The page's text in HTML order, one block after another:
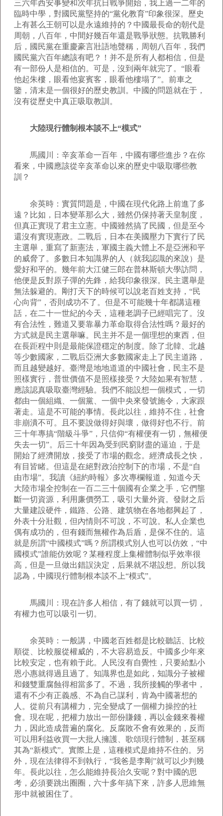
三六年西安事變和次年抗日戰爭開始，我上過一二年的
臨時中學，對國民黨堅持的“黨化教育”印象很深。歷史
上有甚么王朝可以是永遠維持的？中國最長命的朝代是
周朝，八百年，中間好幾百年還是戰爭狀態。抗戰勝利
后，國民黨在重慶豪言壯語地聲稱，周朝八百年，我們
國民黨六百年總該有吧？！并不是所有人都相信，但是
有一部份人是相信的。可是，沒到兩年就完了。“眼看
他起朱樓，眼看他宴賓客，眼看他樓塌了”。前車之
鑒，清末是一個很好的歷史教訓。中國的問題就在于，
沒有從歷史中真正吸取教訓。
大陸現行體制根本談不上“模式”
馬國川：辛亥革命一百年，中國有哪些進步？在你
看來，中國應該從辛亥革命以來的歷史中吸取哪些教
訓？
余英時：實質問題是，中國在現代化路上前進了多
遠？比如，日本變革那么大，雖然仍保持著天皇制度，
但真正實現了君主立憲。中國雖然搞了民國，但是至今
還沒有實現憲政。二戰后，日本在美國壓力下實行了民
主選舉，重寫了新憲法，軍國主義大體上不是亞洲和平
的威脅了。多數日本知識界的人（就我認識的來說）是
愛好和平的。幾年前大江健三郎在普林斯頓大學訪問，
他便是反對原子彈的先鋒，給我印象很深。民主選舉是
無法躲避的。剛打天下的時候可以說老百姓支持，“民
心向背”，否則成功不了。但是不可能幾十年都講這種
話，在二十一世紀的今天，這種老調子已經唱完了。沒
有合法性，難道又要靠暴力革命取得合法性嗎？最好的
方式就是民主選舉嘛。民主并不是一個理想的東西，但
在長距程中則是最能保證穩定的制度。除了北韓、北越
等少數國家，二戰后亞洲大多數國家走上了民主道路，
而且越變越好。臺灣是地地道道的中國社會，民主不是
照樣實行，普世價值不是照樣接受？大陸如果有智慧，
應該認真吸取臺灣經驗。我們不能設想一個模式，一切
都由一個組織、一個黨、一個中央來發號施令，大家跟
著走。這是不可能的事情。長此以往，維持不住，社會
非崩潰不可。且不要說做得好與壞，做得好也不行。前
三十年專搞“階級斗爭”，只信仰“有權便有一切，無權便
失去一切”。后三十年因為受到民窮財盡的逼迫，于是
開始了經濟開放，接受了市場的觀念。經濟成長之快，
有目皆睹。但這是在絕對政治控制下的市場，不是“自
由市場”。我讀《紐約時報》多次專欄報道，知道今天
大陸市場全控制在一百二三十個國有企業之手，它們壟
斷一切資源，利用廉價勞工，吸引大量外資。發財之后
大量建設硬件，鐵路、公路、建筑物在各地都興起了，
外表十分壯觀，但內情則不可說，不可說。私人企業也
偶有成功的，但有錢而無權作為后盾，是保不住的。這
就是所謂“中國模式”嗎？所謂模式別人也可以仿效，“中
國模式”誰能仿效呢？某種程度上集權體制似乎效率很
高，但是一旦做出錯誤決定，后果就不堪設想。所以我
認為，中國現行體制根本談不上“模式”。
馬國川：現在許多人相信，有了錢就可以買一切，
有權力也可以吸引一切。
余英時：一般講，中國老百姓都是比較聽話、比較
順從、比較服從權威的，不大容易造反。中國多少年來
比較安定，也有賴于此。人民沒有自覺性，只要給點小
恩小惠就得過且過了。知識界也是如此，知識分子被權
和錢雙重腐蝕得相當多了。不過，我所接觸的學者中，
還有不少有正義感、不為自己謀利，肯為中國著想的
人。從前只有講權力，完全變成了一個權力操控的社
會。現在呢，把權力放出一部份賺錢，再以金錢來養權
力，因此造成普遍的腐化。反腐敗不會有效果的，反而
可以用利益收買一大批人擁護、歌頌現行體制，甚至稱
其為“新模式”。實際上是，這種模式是維持不住的。另
外，現在法律得不到執行，“我爸是李剛”就可以少判幾
年。長此以往，怎么能維持長治久安呢？對中國的思
考，必須要跳出圈圈，六十多年搞下來，許多人思維無
形中就被困住了。